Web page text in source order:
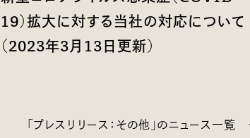
19）拡大に対する当社の対応について
（2023年3月13日更新）
「プレスリリース：その他」のニュース一覧